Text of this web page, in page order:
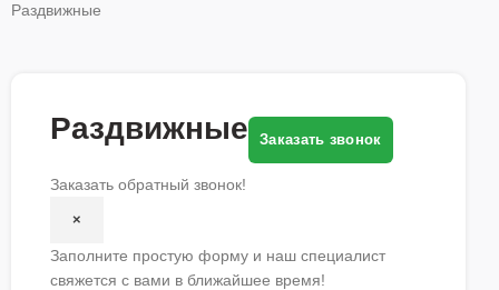
Раздвижные
Раздвижные Заказать звонок
Заказать обратный звонок!
×
Заполните простую форму и наш специалист
свяжется с вами в ближайшее время!